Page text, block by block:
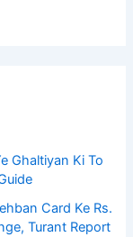
Ghaltiyan Ki To
Card Ke Rs.
Turant Report